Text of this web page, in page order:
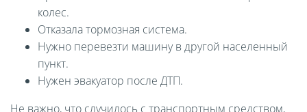
колес.
Отказала тормозная система.
Нужно перевезти машину в другой населенный
пункт.
Нужен эвакуатор после ДТП.
Не важно, что случилось с транспортным средством,